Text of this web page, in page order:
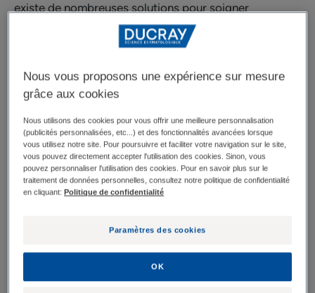
existe de nombreuses solutions pour soigner
l’hyperhidrose. N’hésitez pas à demander conseil à
Les anti-transpirants
Les anti-transpirants sont des produits proposés en
première intention pour soigner unetranspiration
excessive. Votre pharmacien pourra vous aider à
produits disponibles en pharmacie.
permettent de bloquer la transpiration excessive et
d’empêcher les mauvaises odeurs.
Nous vous proposons une expérience sur mesure
grâce aux cookies
Nous utilisons des cookies pour vous offrir une meilleure personnalisation
(publicités personnalisées, etc...) et des fonctionnalités avancées lorsque
vous utilisez notre site. Pour poursuivre et faciliter votre navigation sur le site,
vous pouvez directement accepter l'utilisation des cookies. Sinon, vous
pouvez personnaliser l'utilisation des cookies. Pour en savoir plus sur le
traitement de données personnelles, consultez notre politique de confidentialité
en cliquant: Politique de confidentialité
Paramètres des cookies
OK